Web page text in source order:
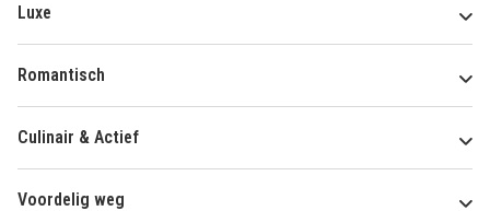
Luxe
Romantisch
Culinair & Actief
Voordelig weg